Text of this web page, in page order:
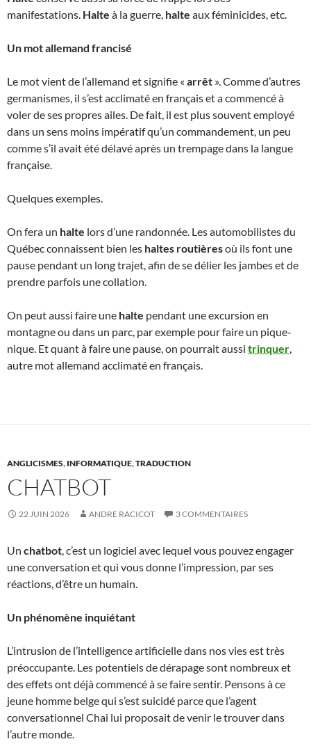
manifestations. Halte à la guerre, halte aux féminicides, etc.
Un mot allemand francisé
Le mot vient de l’allemand et signifie « arrêt ». Comme d’autres
germanismes, il s’est acclimaté en français et a commencé à
voler de ses propres ailes. De fait, il est plus souvent employé
dans un sens moins impératif qu’un commandement, un peu
comme s’il avait été délavé après un trempage dans la langue
française.
Quelques exemples.
On fera un halte lors d’une randonnée. Les automobilistes du
Québec connaissent bien les haltes routièresoù ils font une
pause pendant un long trajet, afin de se délier les jambes et de
prendre parfois une collation.
On peut aussi faire une halte pendant une excursion en
montagne ou dans un parc, par exemple pour faire un pique-
nique. Et quant à faire une pause, on pourrait aussi trinquer,
autre mot allemand acclimaté en français.
ANGLICISMES, INFORMATIQUE,TRADUCTION
CHATBOT
22 JUIN 2026 ANDRE RACICOT 3 COMMENTAIRES
Un chatbot, c’est un logiciel avec lequel vous pouvez engager
une conversation et qui vous donne l’impression, par ses
réactions, d’être un humain.
Un phénomène inquiétant
L’intrusion de l’intelligence artificielle dans nos vies est très
préoccupante. Les potentiels de dérapage sont nombreux et
des effets ont déjà commencé à se faire sentir. Pensons à ce
jeune homme belge qui s’est suicidé parce que l’agent
conversationnel Chai lui proposait de venir le trouver dans
l’autre monde.